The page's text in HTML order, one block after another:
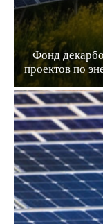
Фонд
проектов по